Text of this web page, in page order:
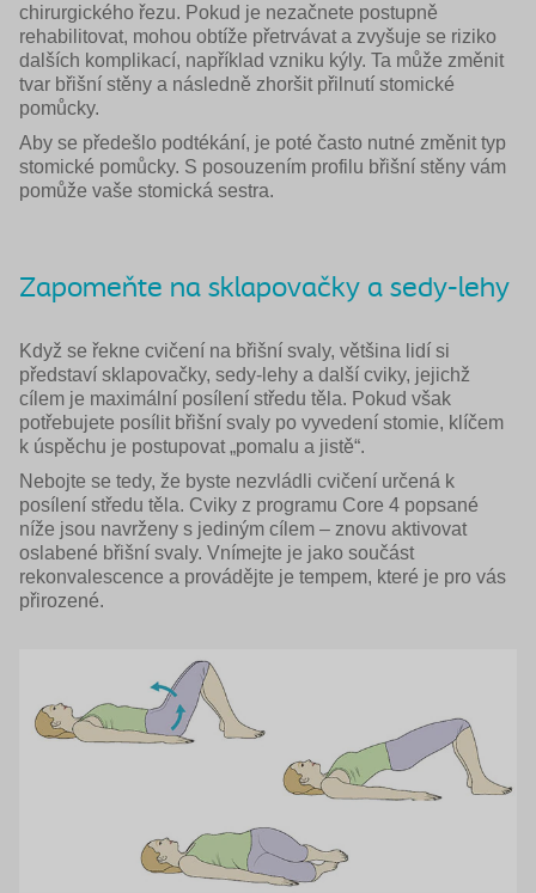
chirurgického řezu. Pokud je nezačnete postupně
rehabilitovat, mohou obtíže přetrvávat a zvyšuje se riziko
dalších komplikací, například vzniku kýly. Ta může změnit
tvar břišní stěny a následně zhoršit přilnutí stomické
pomůcky.
Aby se předešlo podtékání, je poté často nutné změnit typ
stomické pomůcky. S posouzením profilu břišní stěny vám
pomůže vaše stomická sestra.
Zapomeňte na sklapovačky a sedy-lehy
Když se řekne cvičení na břišní svaly, většina lidí si
představí sklapovačky, sedy-lehy a další cviky, jejichž
cílem je maximální posílení středu těla. Pokud však
potřebujete posílit břišní svaly po vyvedení stomie, klíčem
k úspěchu je postupovat „pomalu a jistě“.
Nebojte se tedy, že byste nezvládli cvičení určená k
posílení středu těla. Cviky z programu Core 4 popsané
níže jsou navrženy s jediným cílem – znovu aktivovat
oslabené břišní svaly. Vnímejte je jako součást
rekonvalescence a provádějte je tempem, které je pro vás
přirozené.